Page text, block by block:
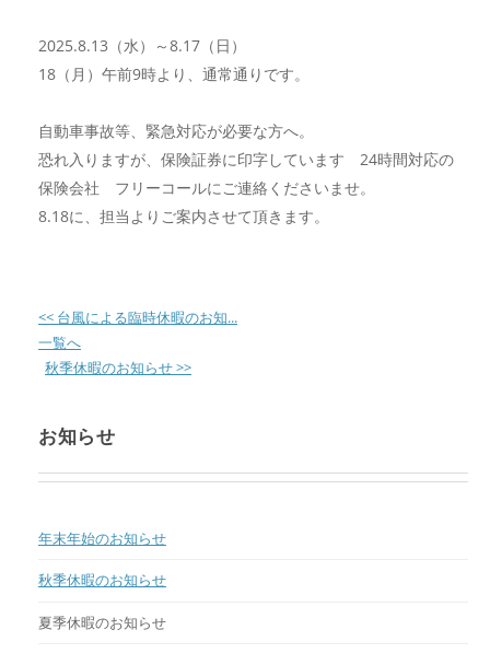
2025.8.13（水）～8.17（日）
18（月）午前9時より、通常通りです。
自動車事故等、緊急対応が必要な方へ。
恐れ入りますが、保険証券に印字しています 24時間対応の
保険会社 フリーコールにご連絡くださいませ。
8.18に、担当よりご案内させて頂きます。
<< 台風による臨時休暇のお知...
一覧へ
秋季休暇のお知らせ >>
お知らせ
年末年始のお知らせ
秋季休暇のお知らせ
夏季休暇のお知らせ